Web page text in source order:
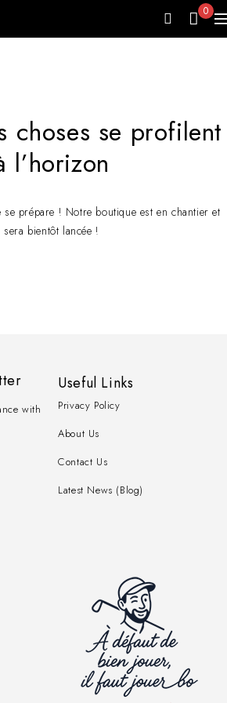
0
choses se profilent
l’horizon
se prépare ! Notre boutique est en chantier et
sera bientôt lancée !
with
Useful Links
Privacy Policy
About Us
Contact Us
Latest News (Blog)